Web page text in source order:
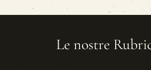
Le nostre